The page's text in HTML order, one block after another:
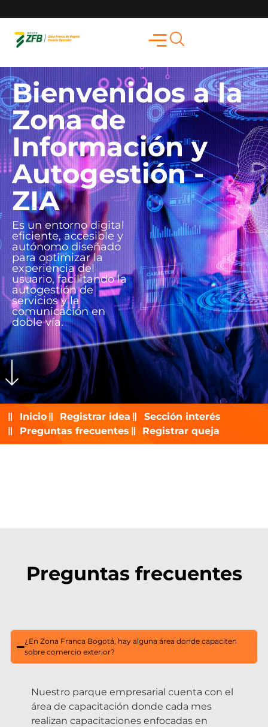
Bienvenidos a la
Zona de
Información y
Autogestión -
ZIA
Es un entorno digital
eficiente, accesible y
autónomo diseñado
para optimizar la
experiencia del
usuario, facilitando la
autogestión de
servicios y la
comunicación en
doble vía.
Inicio Registrar idea
Sección interés
Preguntas frecuentes
Registrar queja
Preguntas frecuentes
¿En Zona Franca Bogotá, hay alguna área donde capaciten
sobre comercio exterior?
Nuestro parque empresarial cuenta con el
área de capacitación donde cada mes
realizan capacitaciones enfocadas en